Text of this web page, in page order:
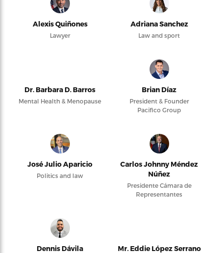
Alexis Quiñones
Lawyer
Adriana Sanchez
Law and sport
Dr. Barbara D. Barros
Mental Health & Menopause
Brian Díaz
President & Founder
Pacifico Group
José Julio Aparicio
Politics and law
Carlos Johnny Méndez
Núñez
Presidente Cámara de
Representantes
Dennis Dávila Mr. Eddie López Serrano